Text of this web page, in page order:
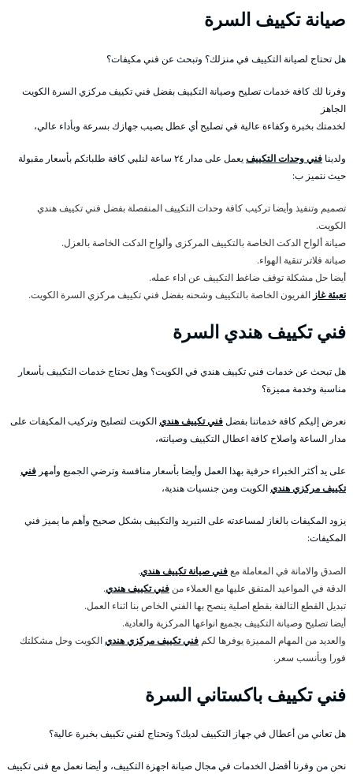
صيانة تكييف السرة
هل تحتاج لصيانة التكييف في منزلك؟ وتبحث عن فني مكيفات؟
وفرنا لك كافة خدمات تصليح وصيانة التكييف بفضل فني تكييف مركزي السرة الكويت
الجاهز
لخدمتك بخبرة وكفاءة عالية في تصليح أي عطل يصيب جهازك بسرعة وبأداء عالي،
ولدينا فني وحدات التكييف
يعمل على مدار ٢٤ ساعة لنلبي كافة طلباتكم بأسعار مقبولة
حيث نتميز ب:
تصميم وتنفيذ وأيضا تركيب كافة وحدات التكييف المنفصلة بفضل فني تكييف هندي
الكويت.
صيانة ألواح الدكت الخاصة بالتكييف المركزى وألواح الدكت الخاصة بالعزل.
صيانة فلاتر تنقية الهواء.
أيضا حل مشكلة توقف ضاغط التكييف عن اداء عمله.
تعبئة غاز الفريون الخاصة بالتكييف وشحنه بفضل فني تكييف مركزي السرة الكويت.
فني تكييف هندي السرة
هل تبحث عن خدمات فني تكييف هندي في الكويت؟ وهل تحتاج خدمات التكييف بأسعار
مناسبة وخدمة مميزة؟
نعرض إليكم كافة خدماتنا بفضلفني تكييف هنديالكويت لتصليح وتركيب المكيفات على
مدار الساعة واصلاح كافة اعطال التكييف وصيانته،
على يد أكثر الخبراء حرفية بهذا العمل وأيضا بأسعار منافسة وترضي الجميع وأمهر فني
تكييف مركزي هنديالكويت ومن جنسيات هندية،
يزود المكيفات بالغاز لمساعدته على التبريد والتكييف بشكل صحيح وأهم ما يميز فني
المكيفات:
الصدق والامانة في المعاملة معفني صيانة تكييف هندي.
الدقة في المواعيد المتفق عليها مع العملاء من فني تكييف هندي.
تبديل القطع التالفة بقطع اصلية ينصح بها الفني الخاص بنا اثناء العمل.
أيضا تصليح وصيانة التكييف بجميع انواعها المركزية والعادية.
والعديد من المهام المميزة يوفرها لكم فني تكييف مركزي هنديالكويت وحل مشكلتك
فورا وبأنسب سعر.
فني تكييف باكستاني السرة
هل تعاني من أعطال في جهاز التكييف لديك؟ وتحتاج لفني تكييف بخبرة عالية؟
نحن من وفرنا أفضل الخدمات في مجال صيانة اجهزة التكييف، و أيضا نعمل مع فنى تكييف